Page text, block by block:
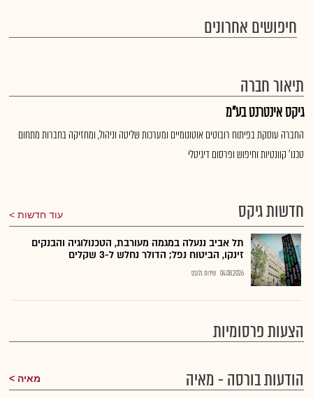
חיפושים אחרונים
תיאור חברה
גיקס אינטרנט בע"מ
החברה עוסקת בפיתוח רובוטים אוטונומיים ומערכות שליטה וניהול, ומחזיקה בחברות מתחום
טכנו' קוונטיות וחיפוש ופרסום דיגיטלי
חדשות גיקס עוד חדשות
תל אביב ננעלה במגמה מעורבת, הטכנולוגיה והבנקים
זינקו, הביטוח נפל; הדולר נחלש ל-3 שקלים
04.08.2026 שירות גלובס
הצעות פרסומיות
הודעות בורסה - מאיה
מאיה